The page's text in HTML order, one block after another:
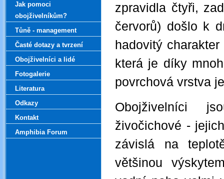
zpravidla čtyři,
červorů) došlo k
hadovitý
která je díky
povrchová vrstva
Obojživelníci
živočichové -
závislá na
většinou
Jak pomoci
obojživelníkům?
Tůně - management
Časté dotazy a tvrzení
Obojživelníci a lidé
Fotogalerie
Literatura
Odkazy
Kontakt
Amphibia Forum